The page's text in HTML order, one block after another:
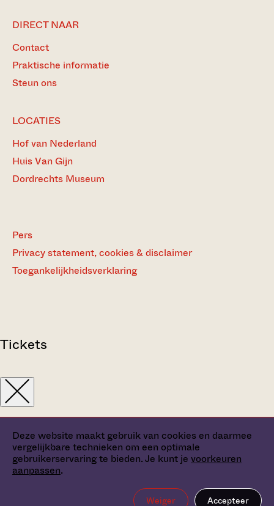
Deze website maakt gebruik van cookies en daarmee
vergelijkbare technieken om een optimale
gebruikerservaring te bieden. Je kunt je voorkeuren
aanpassen.
Weiger Accepteer
DIRECT NAAR
Contact
Praktische informatie
Steun ons
LOCATIES
Hof van Nederland
Huis Van Gijn
Dordrechts Museum
Pers
Privacy statement, cookies & disclaimer
Toegankelijkheidsverklaring
Tickets